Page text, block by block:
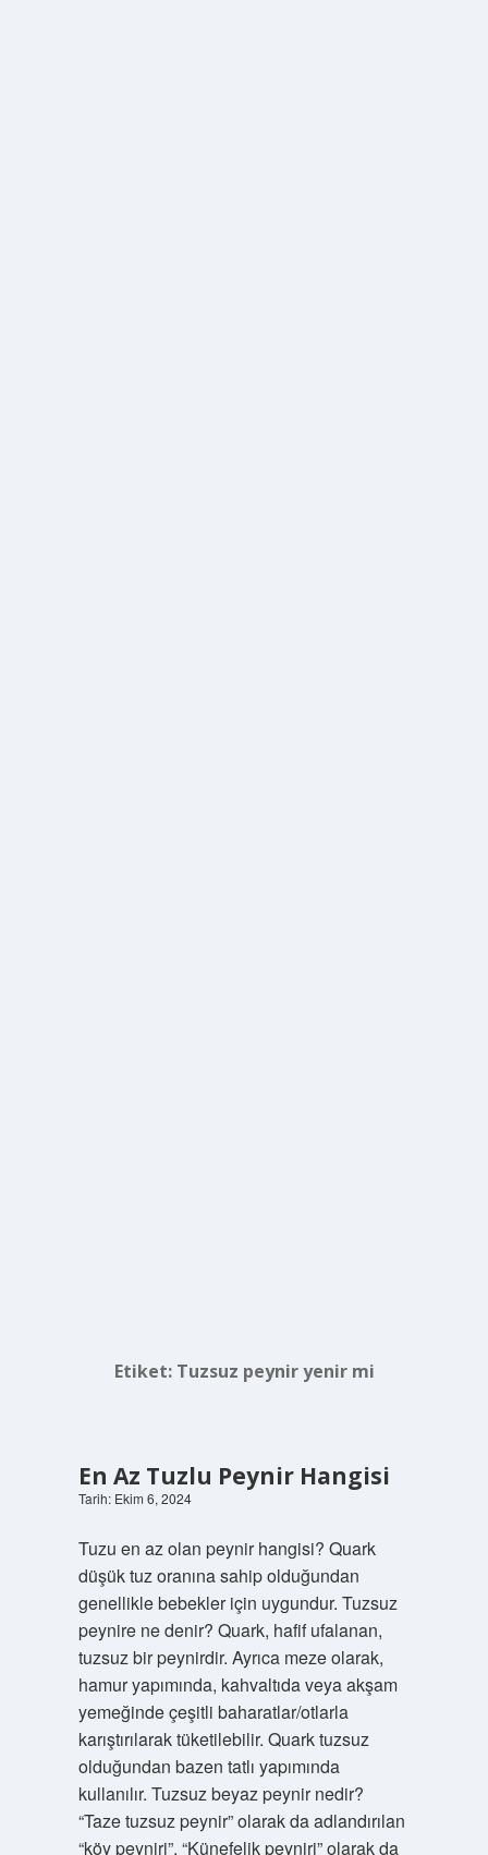
Etiket: Tuzsuz peynir yenir mi
En Az Tuzlu Peynir Hangisi
Tarih: Ekim 6, 2024
Tuzu en az olan peynir hangisi? Quark
düşük tuz oranına sahip olduğundan
genellikle bebekler için uygundur. Tuzsuz
peynire ne denir? Quark, hafif ufalanan,
tuzsuz bir peynirdir. Ayrıca meze olarak,
hamur yapımında, kahvaltıda veya akşam
yemeğinde çeşitli baharatlar/otlarla
karıştırılarak tüketilebilir. Quark tuzsuz
olduğundan bazen tatlı yapımında
kullanılır. Tuzsuz beyaz peynir nedir?
“Taze tuzsuz peynir” olarak da adlandırılan
“köy peyniri”, “Künefelik peyniri” olarak da